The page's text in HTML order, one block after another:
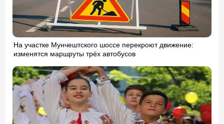
На участке Мунчештского шоссе перекроют движение:
изменятся маршруты трёх автобусов